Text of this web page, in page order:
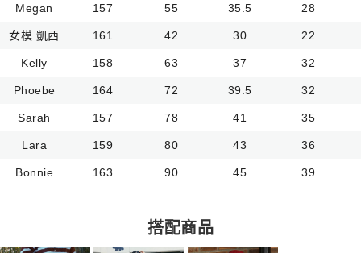
Megan 157 55 35.5 28
女模 凱西 161 42 30 22
Kelly 158 63 37 32
Phoebe 164 72 39.5 32
Sarah 157 78 41 35
Lara 159 80 43 36
Bonnie 163 90 45 39
搭配商品